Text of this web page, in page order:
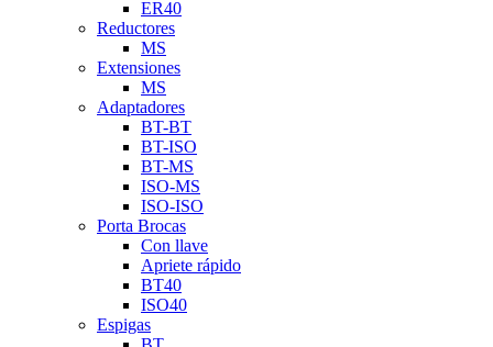
ER40
Reductores
MS
Extensiones
MS
Adaptadores
BT-BT
BT-ISO
BT-MS
ISO-MS
ISO-ISO
Porta Brocas
Con llave
Apriete rápido
BT40
ISO40
Espigas